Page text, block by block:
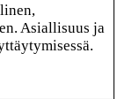
Asiallisuus ja